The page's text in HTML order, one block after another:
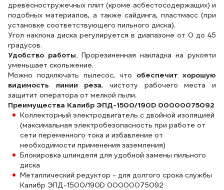
древесностружечных плит (кроме асбестосодержащих) и
подобных материалов, а также сайдинга, пластмасс (при
установке соответствующего пильного диска).
Угол наклона диска регулируется в диапазоне от 0 до 45
градусов.
Удобство работы. Прорезиненная накладка на рукояти
уменьшает скольжение.
Можно подключать пылесос, что обеспечит хорошую
видимость линии реза, чистоту рабочего места и
защитит оператора от мелкой пыли.
Преимущества Калибр ЭПД-1500/190D 00000075092
Коллекторный электродвигатель с двойной изоляцией
(максимальная электробезопасность при работе от
сети переменного тока и избавление от
необходимости применения заземления)
Блокировка шпинделя для удобной замены пильного
диска
Металлический редуктор - для долгого срока службы
Калибр ЭПД-1500/190D 00000075092